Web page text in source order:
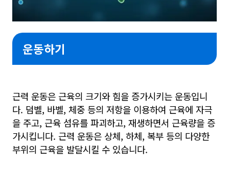
운동하기
근력 운동은 근육의 크기와 힘을 증가시키는 운동입니
다. 덤벨, 바벨, 체중 등의 저항을 이용하여 근육에 자극
을 주고, 근육 섬유를 파괴하고, 재생하면서 근육량을 증
가시킵니다. 근력 운동은 상체, 하체, 복부 등의 다양한
부위의 근육을 발달시킬 수 있습니다.